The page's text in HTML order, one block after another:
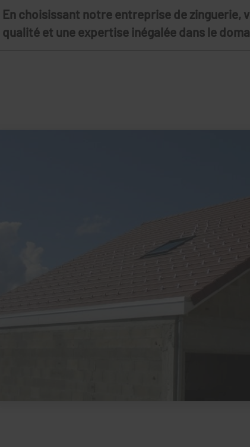
En choisissant notre entreprise de zinguerie,
qualité et une expertise inégalée dans le